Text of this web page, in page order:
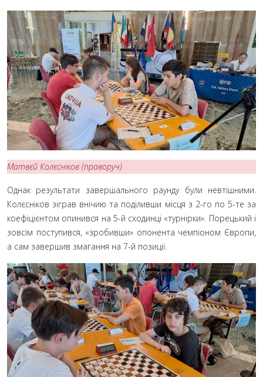
Матвєй Колєсніков (праворуч)
Однак результати завершального раунду були невтішними.
Колєсніков зіграв внічию та поділивши місця з 2-го по 5-те за
коефіцієнтом опинився на 5-й сходинці «турнірки». Порецький і
зовсім поступився, «зробивши» опонента чемпіоном Європи,
а сам завершив змагання на 7-й позиції.